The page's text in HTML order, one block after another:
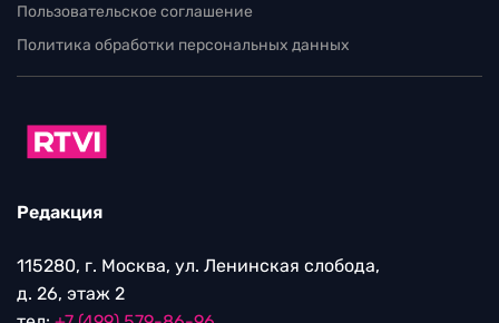
Пользовательское соглашение
Политика обработки персональных данных
Редакция
115280, г. Москва, ул. Ленинская слобода,
д. 26, этаж 2